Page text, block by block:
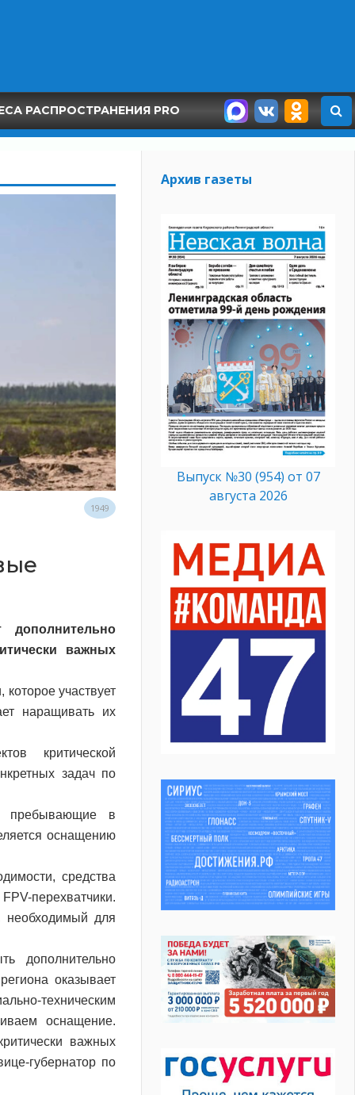
РАСПРОСТРАНЕНИЯ PRO
1949
важных
участвует
наращивать их
критической
задач по
пребывающие в
оснащению
средства
перехватчики.
необходимый для
дополнительно
оказывает
техническим
оснащение.
важных
губернатор по
Архив газеты
Выпуск №30 (954) от 07
августа 2026